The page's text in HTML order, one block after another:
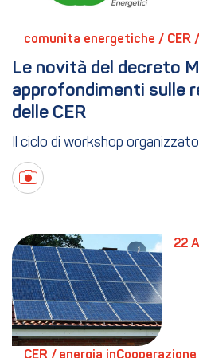
comunita energetiche / CER /
Le novità del decreto
approfondimenti sulle
delle CER
Il ciclo di workshop
22